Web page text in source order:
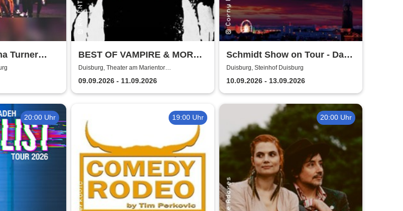
Turner
BEST OF VAMPIRE & MORE!
- TOURNEE
Duisburg, Theater am Marientor
09.09.2026 - 11.09.2026
Schmidt Show on Tour - Das
Original von der Reeperbahn
Duisburg, Steinhof Duisburg
10.09.2026 - 13.09.2026
20:00 Uhr 19:00 Uhr 20:00 Uhr